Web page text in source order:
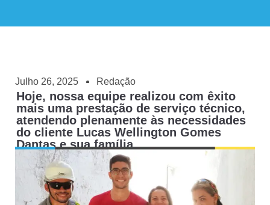
Julho 26, 2025 Redação
Hoje, nossa equipe realizou com êxito
mais uma prestação de serviço técnico,
atendendo plenamente às necessidades
do cliente Lucas Wellington Gomes
Dantas e sua família.